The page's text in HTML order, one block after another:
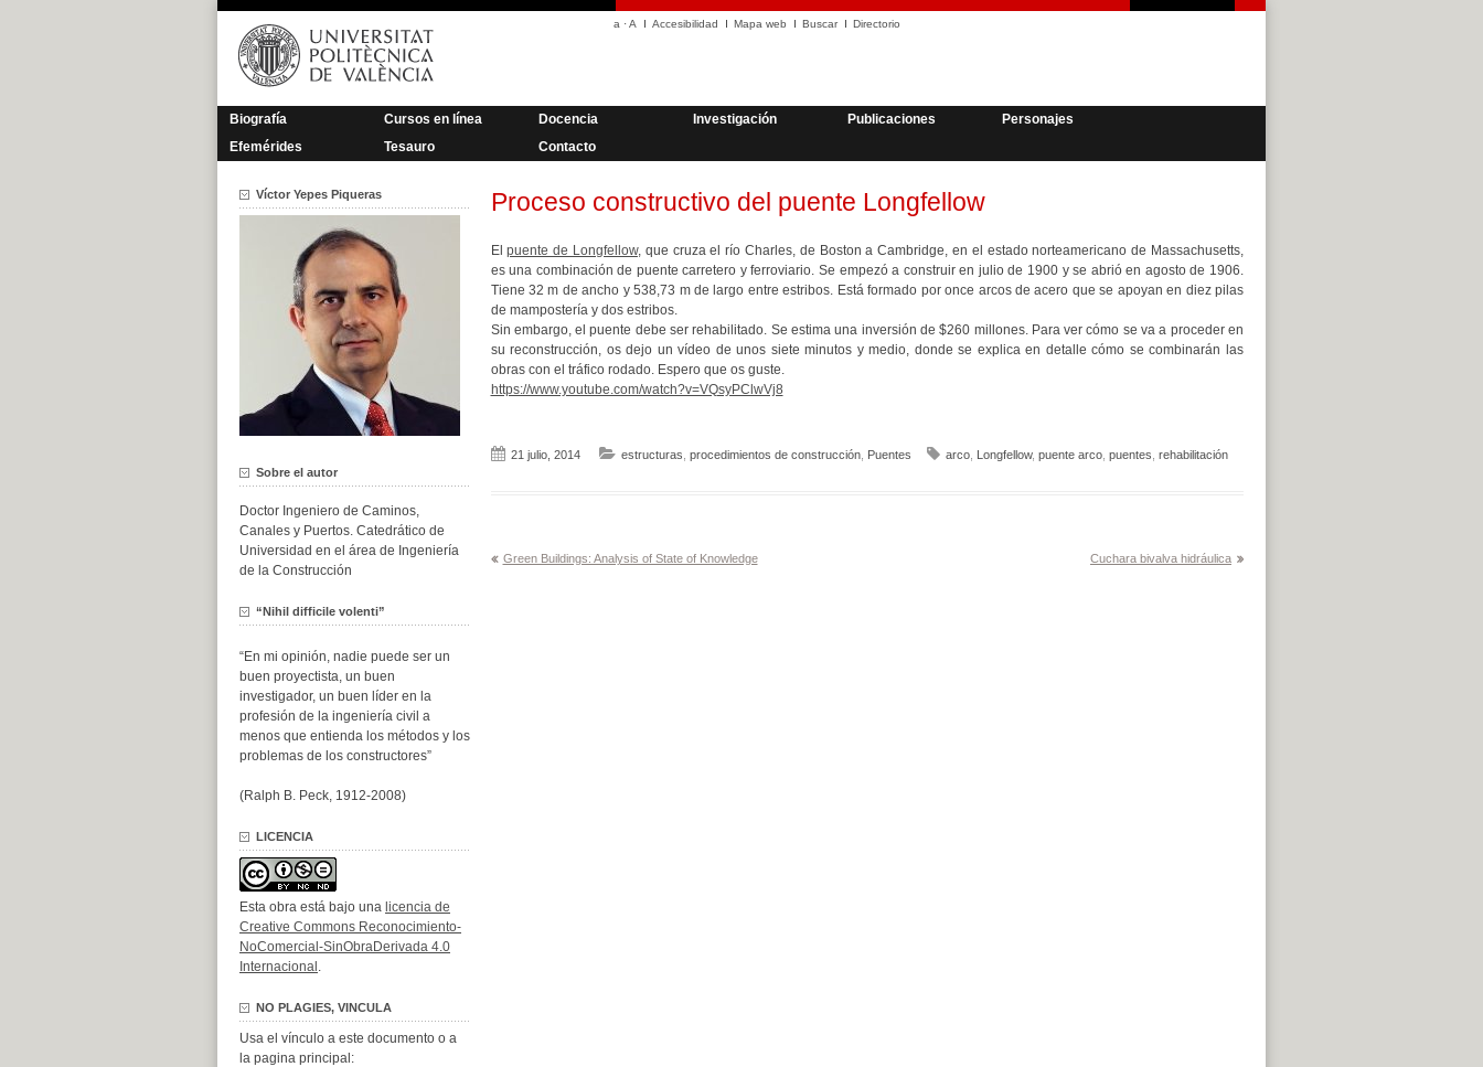
Saltar
contenido
a ·A Accesibilidad Mapa web Buscar Directorio
Biografía Cursos en línea Docencia Investigación Publicaciones
Personajes
Efemérides
Tesauro Contacto
Proceso constructivo del puente Longfellow
Elpuente de Longfellow, que cruza el río Charles, de Boston a Cambridge, en el estado norteamericano de Massachusetts,
es una combinación de puente carretero y ferroviario. Se empezó a construir en julio de 1900 y se abrió en agosto de 1906.
Tiene 32 m de ancho y 538,73 m de largo entre estribos. Está formado por once arcos de acero que se apoyan en diez pilas
de mampostería y dos estribos.
Sin embargo, el puente debe ser rehabilitado. Se estima una inversión de $260 millones. Para ver cómo se va a proceder en
su reconstrucción, os dejo un vídeo de unos siete minutos y medio, donde se explica en detalle cómo se combinarán las
obras con el tráfico rodado. Espero que os guste.
https://www.youtube.com/watch?v=VQsyPClwVj8
21 julio, 2014 estructuras procedimientos de construcción, Puentes arco, Longfellow, puente arco, puentes rehabilitación
Navegación
Green Buildings: Analysis of State of Knowledge Cuchara bivalva hidráulica
Víctor Yepes Piqueras
Sobre el autor
Doctor Ingeniero de Caminos,
Canales y Puertos. Catedrático de
Universidad en el área de Ingeniería
de la Construcción
“Nihil difficile volenti”
“En mi opinión, nadie puede ser un
buen proyectista, un buen
investigador, un buen líder en la
profesión de la ingeniería civil a
menos que entienda los métodos y los
problemas de los constructores”
(Ralph B. Peck, 1912-2008)
LICENCIA
Esta obra está bajo una licencia de
Creative Commons Reconocimiento-
NoComercial-SinObraDerivada 4.0
Internacional .
NO PLAGIES, VINCULA
Usa el vínculo a este documento o a
la pagina principal: